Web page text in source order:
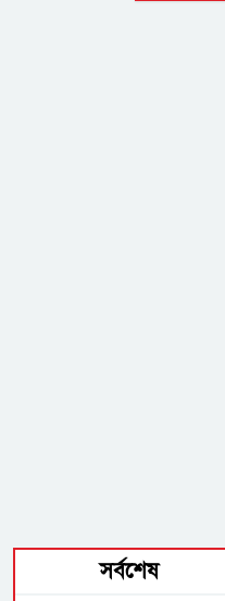
সর্বশেষ